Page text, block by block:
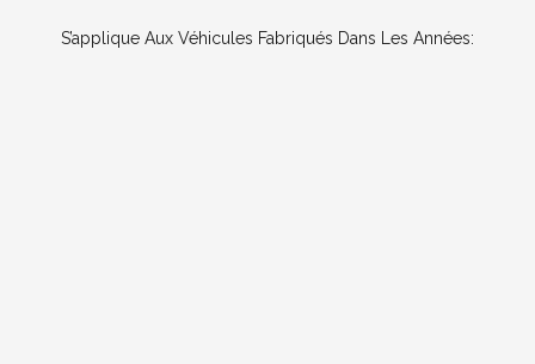
S’applique Aux Véhicules Fabriqués Dans Les Années: